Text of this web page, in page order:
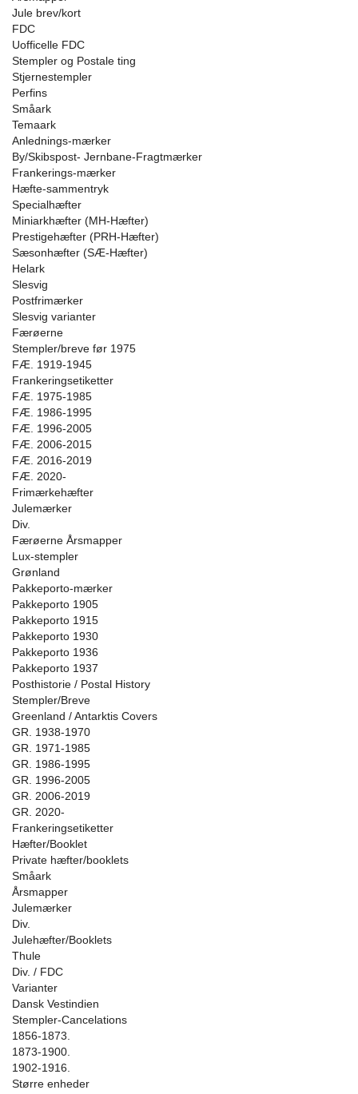
Jule brev/kort
FDC
Uofficelle FDC
Stempler og Postale ting
Stjernestempler
Perfins
Småark
Temaark
Anlednings-mærker
By/Skibspost- Jernbane-Fragtmærker
Frankerings-mærker
Hæfte-sammentryk
Specialhæfter
Miniarkhæfter (MH-Hæfter)
Prestigehæfter (PRH-Hæfter)
Sæsonhæfter (SÆ-Hæfter)
Helark
Slesvig
Postfrimærker
Slesvig varianter
Færøerne
Stempler/breve før 1975
FÆ. 1919-1945
Frankeringsetiketter
FÆ. 1975-1985
FÆ. 1986-1995
FÆ. 1996-2005
FÆ. 2006-2015
FÆ. 2016-2019
FÆ. 2020-
Frimærkehæfter
Julemærker
Div.
Færøerne Årsmapper
Lux-stempler
Grønland
Pakkeporto-mærker
Pakkeporto 1905
Pakkeporto 1915
Pakkeporto 1930
Pakkeporto 1936
Pakkeporto 1937
Posthistorie / Postal History
Stempler/Breve
Greenland / Antarktis Covers
GR. 1938-1970
GR. 1971-1985
GR. 1986-1995
GR. 1996-2005
GR. 2006-2019
GR. 2020-
Frankeringsetiketter
Hæfter/Booklet
Private hæfter/booklets
Småark
Årsmapper
Julemærker
Div.
Julehæfter/Booklets
Thule
Div. / FDC
Varianter
Dansk Vestindien
Stempler-Cancelations
1856-1873.
1873-1900.
1902-1916.
Større enheder